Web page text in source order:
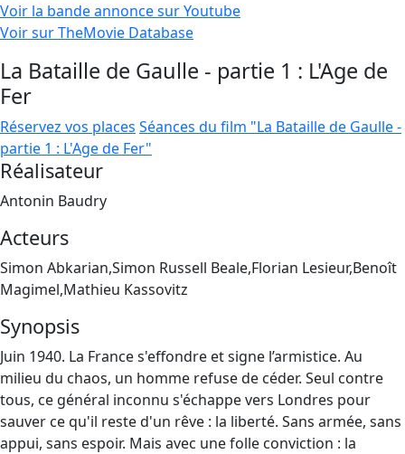
Voir la bande annonce sur Youtube
Voir sur TheMovie Database
La Bataille de Gaulle - partie 1 : L'Age de
Fer
Réservez vos places Séances du film "La Bataille de Gaulle -
partie 1 : L'Age de Fer"
Réalisateur
Antonin Baudry
Acteurs
Simon Abkarian,Simon Russell Beale,Florian Lesieur,Benoît
Magimel,Mathieu Kassovitz
Synopsis
Juin 1940. La France s'effondre et signe l’armistice. Au
milieu du chaos, un homme refuse de céder. Seul contre
tous, ce général inconnu s'échappe vers Londres pour
sauver ce qu'il reste d'un rêve : la liberté. Sans armée, sans
appui, sans espoir. Mais avec une folle conviction : la